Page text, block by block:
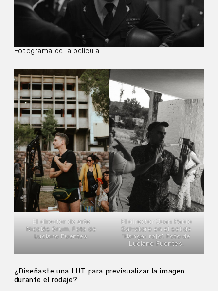
Fotograma de la película.
El director de arte
Nicolás Grum. Foto de
Luciano Fuentes.
El director Juan Pablo
Salvatore en el set de
‘Hangar rojo’. Foto de
Luciano Fuentes.
¿Diseñaste una LUT para previsualizar la imagen
durante el rodaje?